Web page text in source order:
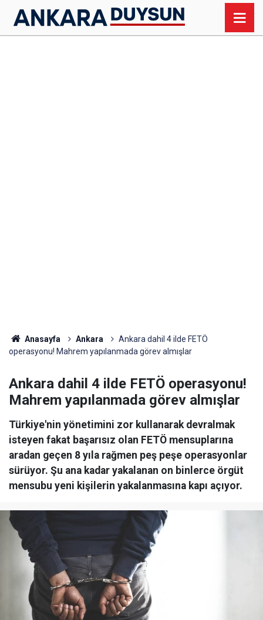
Anasayfa Ankara
Ankara dahil 4 ilde FETÖ
operasyonu! Mahrem yapılanmada görev almışlar
Ankara dahil 4 ilde FETÖ operasyonu!
Mahrem yapılanmada görev almışlar
Türkiye'nin yönetimini zor kullanarak devralmak
isteyen fakat başarısız olan FETÖ mensuplarına
aradan geçen 8 yıla rağmen peş peşe operasyonlar
sürüyor. Şu ana kadar yakalanan on binlerce örgüt
mensubu yeni kişilerin yakalanmasına kapı açıyor.